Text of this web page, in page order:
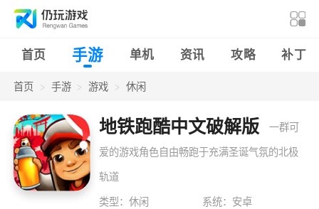
首页 手游 单机 资讯 攻略 补丁
首页 手游 游戏 休闲
地铁跑酷中文破解版 一群可
爱的游戏角色自由畅跑于充满圣诞气氛的北极
轨道
类型：休闲
系统：安卓